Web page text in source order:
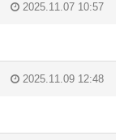
2025.11.07 10:57
2025.11.09 12:48